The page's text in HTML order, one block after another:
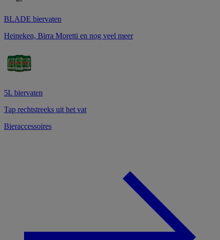
BLADE biervaten
Heineken, Birra Moretti en nog veel meer
5L biervaten
Tap rechtstreeks uit het vat
Bieraccessoires